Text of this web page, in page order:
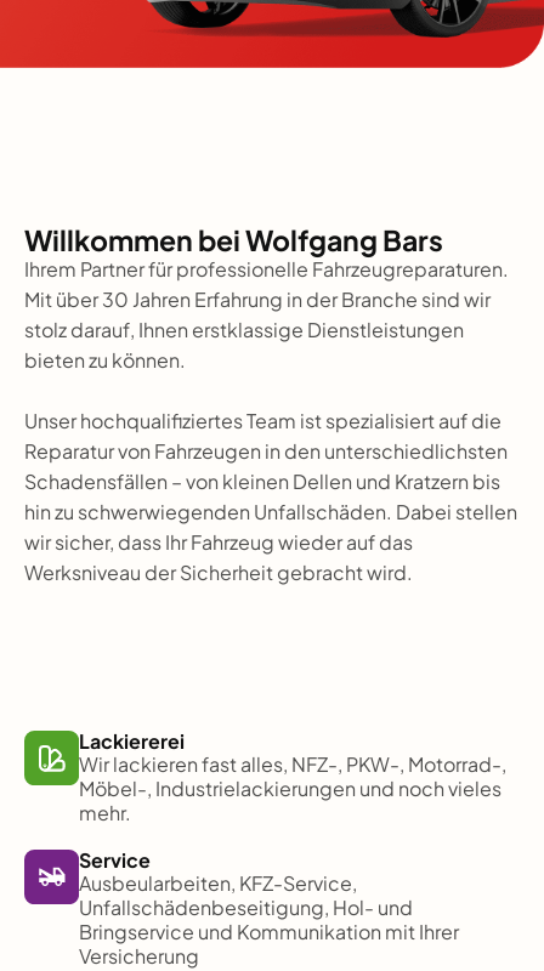
Willkommen bei Wolfgang Bars
Ihrem Partner für professionelle Fahrzeugreparaturen.
Mit über 30 Jahren Erfahrung in der Branche sind wir
stolz darauf, Ihnen erstklassige Dienstleistungen
bieten zu können.
Unser hochqualifiziertes Team ist spezialisiert auf die
Reparatur von Fahrzeugen in den unterschiedlichsten
Schadensfällen – von kleinen Dellen und Kratzern bis
hin zu schwerwiegenden Unfallschäden. Dabei stellen
wir sicher, dass Ihr Fahrzeug wieder auf das
Werksniveau der Sicherheit gebracht wird.
Lackiererei
Wir lackieren fast alles, NFZ-, PKW-, Motorrad-,
Möbel-, Industrielackierungen und noch vieles
mehr.
Service
Ausbeularbeiten, KFZ-Service,
Unfallschädenbeseitigung, Hol- und
Bringservice und Kommunikation mit Ihrer
Versicherung